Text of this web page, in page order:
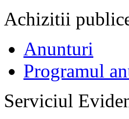
Achizitii
Anunturi
Programul
Serviciul